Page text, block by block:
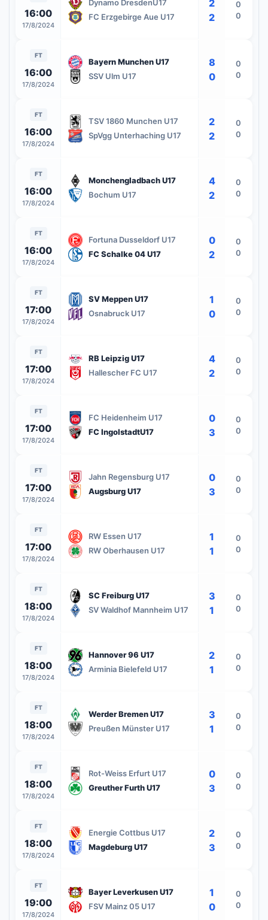
16:00
17/8/2024
Dynamo DresdenU17
FC Erzgebirge Aue U17
2
2
0
0
FT
16:00
17/8/2024
Bayern Munchen U17
SSV Ulm U17
8
0
0
0
FT
16:00
17/8/2024
TSV 1860 Munchen U17
SpVgg Unterhaching U17
2
2
0
0
FT
16:00
17/8/2024
Monchengladbach U17
Bochum U17
4
2
0
0
FT
16:00
17/8/2024
Fortuna Dusseldorf U17
FC Schalke 04 U17
0
2
0
0
FT
17:00
17/8/2024
SV Meppen U17
Osnabruck U17
1
0
0
0
FT
17:00
17/8/2024
RB Leipzig U17
Hallescher FC U17
4
2
0
0
FT
17:00
17/8/2024
FC Heidenheim U17
FC IngolstadtU17
0
3
0
0
FT
17:00
17/8/2024
Jahn Regensburg U17
Augsburg U17
0
3
0
0
FT
17:00
17/8/2024
RW Essen U17
RW Oberhausen U17
1
1
0
0
FT
18:00
17/8/2024
SC Freiburg U17
SV Waldhof Mannheim U17
3
1
0
0
FT
18:00
17/8/2024
Hannover 96 U17
Arminia Bielefeld U17
2
1
0
0
FT
18:00
17/8/2024
Werder Bremen U17
Preußen Münster U17
3
1
0
0
FT
18:00
17/8/2024
Rot-Weiss Erfurt U17
Greuther Furth U17
0
3
0
0
FT
18:00
17/8/2024
Energie Cottbus U17
Magdeburg U17
2
3
0
0
FT
19:00
17/8/2024
Bayer Leverkusen U17
FSV Mainz 05 U17
1
0
0
0